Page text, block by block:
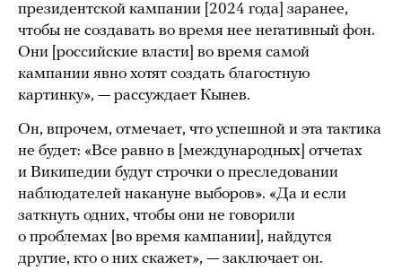
президентской кампании [2024 года] заранее,
чтобы не создавать во время нее негативный фон.
Они [российские власти] во время самой
кампании явно хотят создать благостную
картинку», — рассуждает Кынев.
Он, впрочем, отмечает, что успешной и эта тактика
не будет: «Все равно в [международных] отчетах
и Википедии будут строчки о преследовании
наблюдателей накануне выборов». «Да и если
заткнуть одних, чтобы они не говорили
о проблемах [во время кампании], найдутся
другие, кто о них скажет», — заключает он.